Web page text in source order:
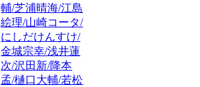
輔/芝浦晴海/江島
絵理/山崎コータ/
にしだけんすけ/
金城宗幸/浅井蓮
次/沢田新/降本
孟/樋口大輔/若松